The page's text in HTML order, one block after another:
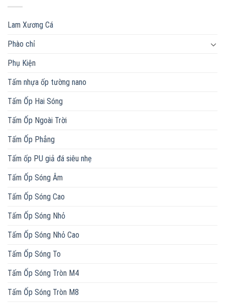
Lam Xương Cá
Phào chỉ
Phụ Kiện
Tấm nhựa ốp tường nano
Tấm Ốp Hai Sóng
Tấm Ốp Ngoài Trời
Tấm Ốp Phẳng
Tấm ốp PU giả đá siêu nhẹ
Tấm Ốp Sóng Âm
Tấm Ốp Sóng Cao
Tấm Ốp Sóng Nhỏ
Tấm Ốp Sóng Nhỏ Cao
Tấm Ốp Sóng To
Tấm Ốp Sóng Tròn M4
Tấm Ốp Sóng Tròn M8